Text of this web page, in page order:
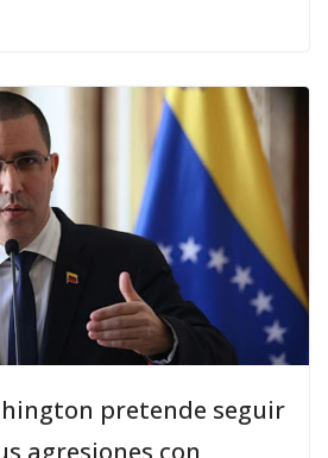
pretende seguir
agresiones con